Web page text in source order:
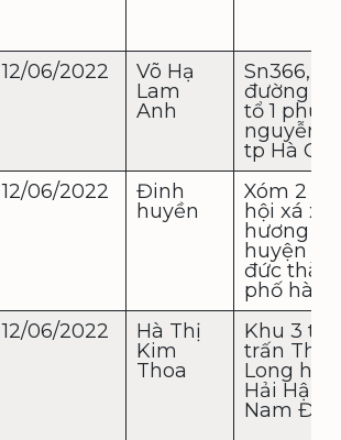
12/06/2022
Võ Hạ
Lam
Anh
Sn366,
đường
tổ 1
nguyễn
tp Hà
12/06/2022
Đinh
huyền
Xóm 2
hội xá xã
hương
huyện
đức
phố hà
12/06/2022
Hà Thị
Kim
Thoa
Khu 3 thị
trấn
Long
Hải Hậu
Nam